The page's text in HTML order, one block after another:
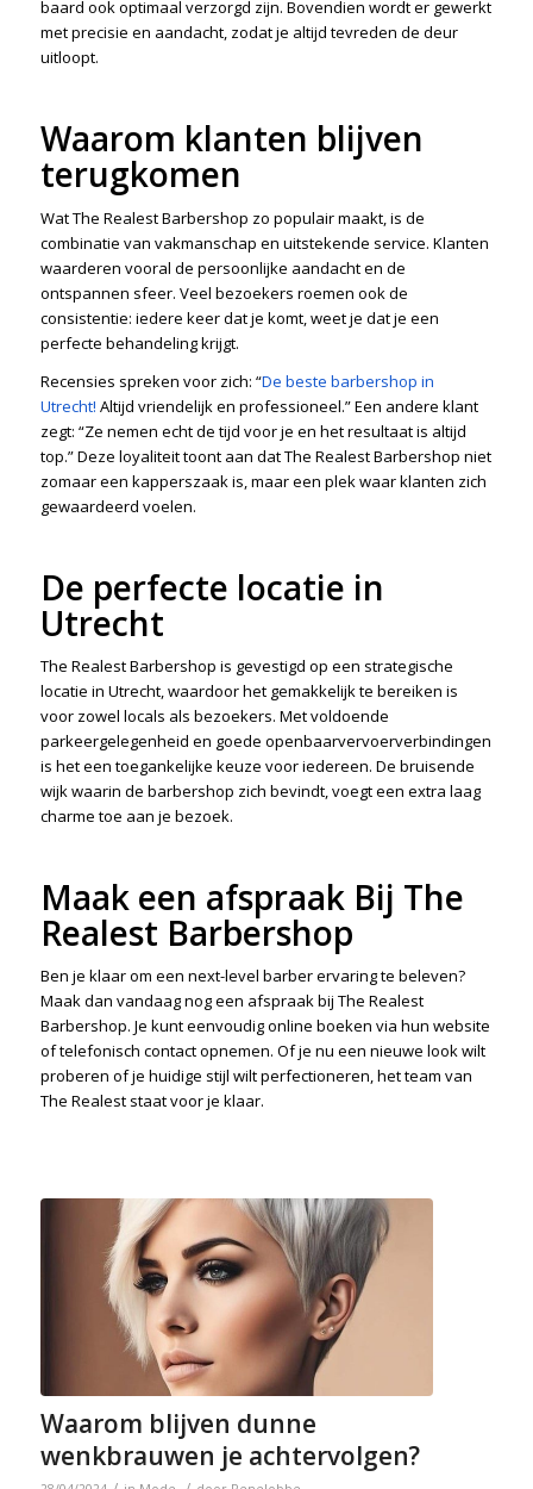
baard ook optimaal verzorgd zijn. Bovendien wordt er gewerkt
met precisie en aandacht, zodat je altijd tevreden de deur
uitloopt.
Waarom klanten blijven
terugkomen
Wat The Realest Barbershop zo populair maakt, is de
combinatie van vakmanschap en uitstekende service. Klanten
waarderen vooral de persoonlijke aandacht en de
ontspannen sfeer. Veel bezoekers roemen ook de
consistentie: iedere keer dat je komt, weet je dat je een
perfecte behandeling krijgt.
Recensies spreken voor zich: “De beste barbershop in
Utrecht! Altijd vriendelijk en professioneel.” Een andere klant
zegt: “Ze nemen echt de tijd voor je en het resultaat is altijd
top.” Deze loyaliteit toont aan dat The Realest Barbershop niet
zomaar een kapperszaak is, maar een plek waar klanten zich
gewaardeerd voelen.
De perfecte locatie in
Utrecht
The Realest Barbershop is gevestigd op een strategische
locatie in Utrecht, waardoor het gemakkelijk te bereiken is
voor zowel locals als bezoekers. Met voldoende
parkeergelegenheid en goede openbaarvervoerverbindingen
is het een toegankelijke keuze voor iedereen. De bruisende
wijk waarin de barbershop zich bevindt, voegt een extra laag
charme toe aan je bezoek.
Maak een afspraak Bij The
Realest Barbershop
Ben je klaar om een next-level barber ervaring te beleven?
Maak dan vandaag nog een afspraak bij The Realest
Barbershop. Je kunt eenvoudig online boeken via hun website
of telefonisch contact opnemen. Of je nu een nieuwe look wilt
proberen of je huidige stijl wilt perfectioneren, het team van
The Realest staat voor je klaar.
Waarom blijven dunne
wenkbrauwen je achtervolgen?